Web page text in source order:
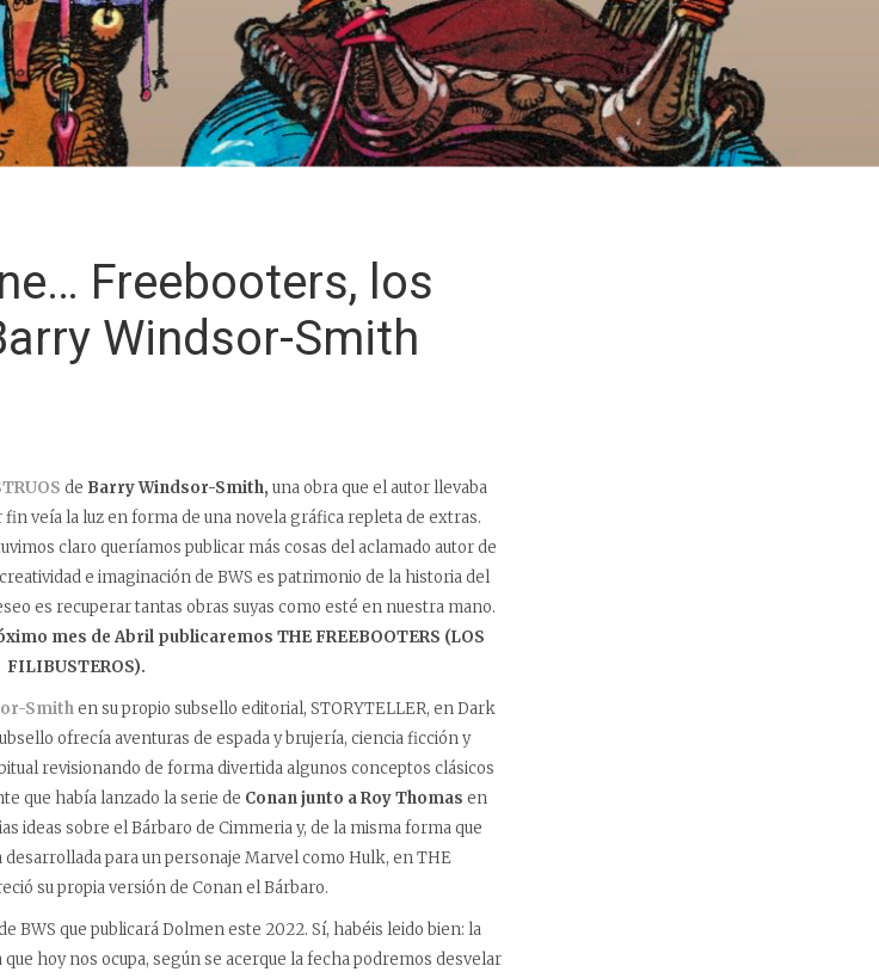
Freebooters, los
Windsor-Smith
de Barry Windsor-Smith, una obra que el autor llevaba
veía la luz en forma de una novela gráfica repleta de extras.
claro queríamos publicar más cosas del aclamado autor de
e imaginación de BWS es patrimonio de la historia del
es recuperar tantas obras suyas como esté en nuestra mano.
mes de Abril publicaremos THE FREEBOOTERS (LOS
FILIBUSTEROS).
Smithen su propio subsello editorial, STORYTELLER, en Dark
ofrecía aventuras de espada y brujería, ciencia ficción y
revisionando de forma divertida algunos conceptos clásicos
que había lanzado la serie de Conan junto a Roy Thomas en
ideas sobre el Bárbaro de Cimmeria y, de la misma forma que
desarrollada para un personaje Marvel como Hulk, en THE
su propia versión de Conan el Bárbaro.
BWS que publicará Dolmen este 2022. Sí, habéis leido bien: la
hoy nos ocupa, según se acerque la fecha podremos desvelar